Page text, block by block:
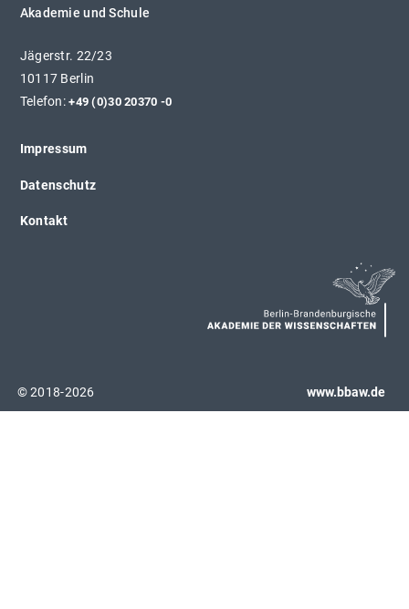
Akademie und Schule
Jägerstr. 22/23
10117 Berlin
Telefon:+49 (0)30 20370 -0
Impressum
Datenschutz
Kontakt
www.bbaw.de
© 2018-2026